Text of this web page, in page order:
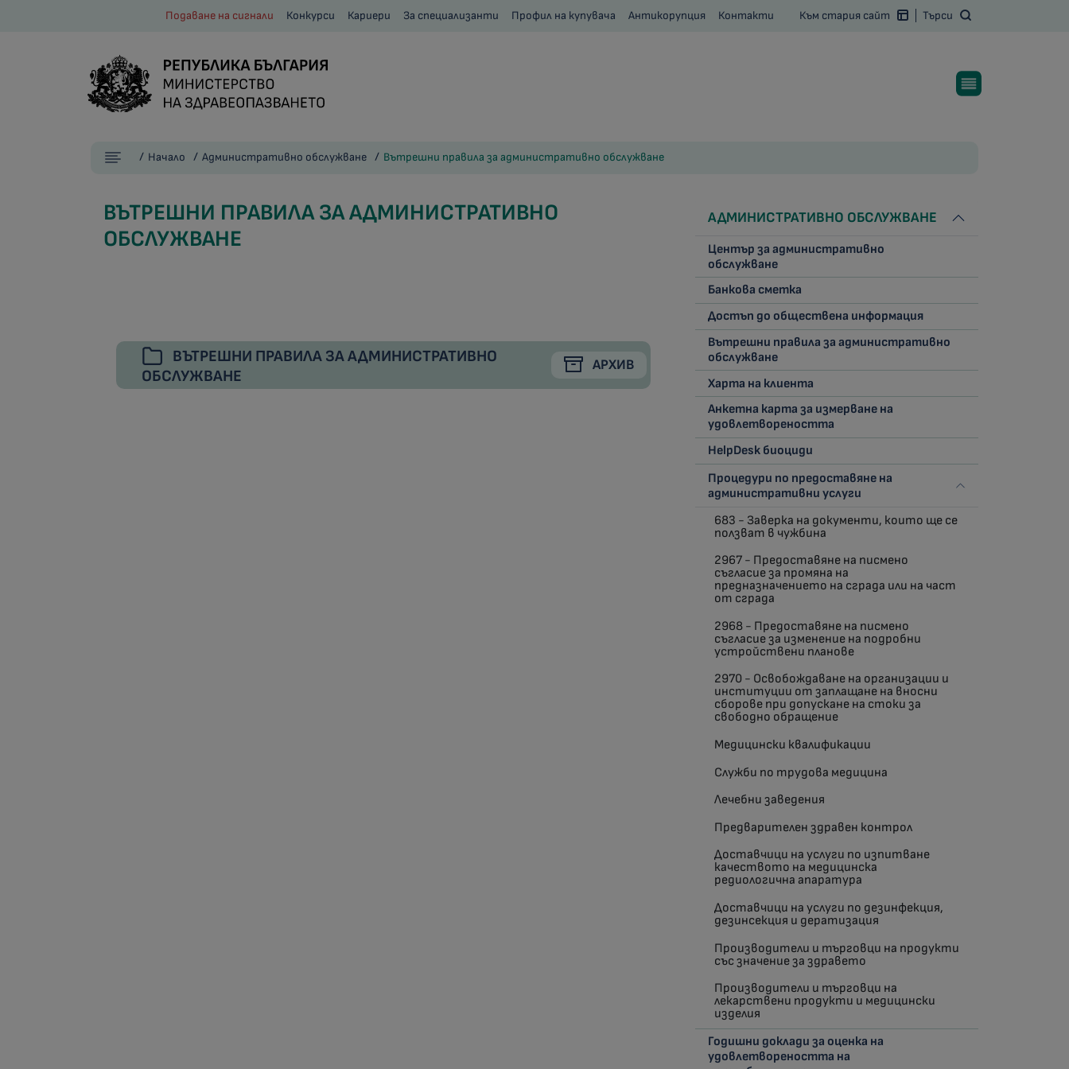
Подаване на сигнали Конкурси Кариери За специализанти Профил на купувача Антикорупция Контакти Към стария сайт Търси
Начало Административно обслужване Вътрешни правила за административно обслужване
ВЪТРЕШНИ ПРАВИЛА ЗА АДМИНИСТРАТИВНО
ОБСЛУЖВАНЕ
ВЪТРЕШНИ ПРАВИЛА ЗА АДМИНИСТРАТИВНО
ОБСЛУЖВАНЕ
АРХИВ
АДМИНИСТРАТИВНО ОБСЛУЖВАНЕ
Център за административно
обслужване
Банкова сметка
Достъп до обществена информация
Вътрешни правила за административно
обслужване
Харта на клиента
Анкетна карта за измерване на
удовлетвореността
HelpDesk биоциди
Процедури по предоставяне на
административни услуги
683 - Заверка на документи, които ще се
ползват в чужбина
2967 - Предоставяне на писмено
съгласие за промяна на
предназначението на сграда или на част
от сграда
2968 - Предоставяне на писмено
съгласие за изменение на подробни
устройствени планове
2970 - Освобождаване на организации и
институции от заплащане на вносни
сборове при допускане на стоки за
свободно обращение
Медицински квалификации
Служби по трудова медицина
Лечебни заведения
Предварителен здравен контрол
Доставчици на услуги по изпитване
качеството на медицинска
редиологична апаратура
Доставчици на услуги по дезинфекция,
дезинсекция и дератизация
Производители и търговци на продукти
със значение за здравето
Производители и търговци на
лекарствени продукти и медицински
изделия
Годишни доклади за оценка на
удовлетвореността на